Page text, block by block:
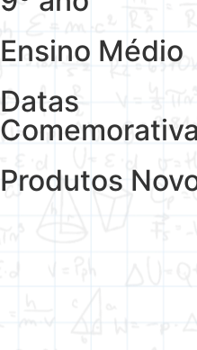
Ensino Médio
Datas
Produtos